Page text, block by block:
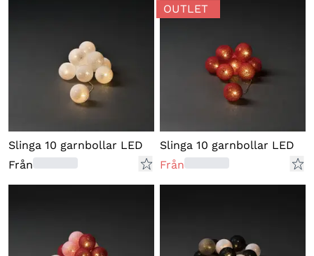
Slinga 10 garnbollar LED
Från
OUTLET
Slinga 10 garnbollar LED
Från